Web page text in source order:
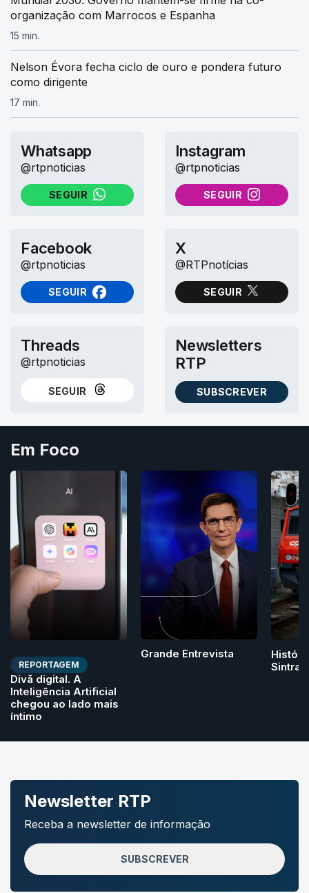
organização com Marrocos e Espanha
15 min.
Nelson Évora fecha ciclo de ouro e pondera futuro
como dirigente
17 min.
Whatsapp
@rtpnoticias
SEGUIR
NO WHATSAPP
Instagram
@rtpnoticias
SEGUIR
NO INSTAGRAM
Facebook
@rtpnoticias
SEGUIR
NO FACEBOOK
X
@RTPnotícias
SEGUIR
NO X (TWITTER)
Threads
@rtpnoticias
SEGUIR
NO THREADS
Newsletters
RTP
SUBSCREVER
AS NEWSLETTERS RTP
Em Foco
REPORTAGEM
Divã digital. A
Inteligência Artificial
chegou ao lado mais
íntimo
Grande Entrevista
Sintra
Newsletter RTP
Receba a newsletter de informação
SUBSCREVER